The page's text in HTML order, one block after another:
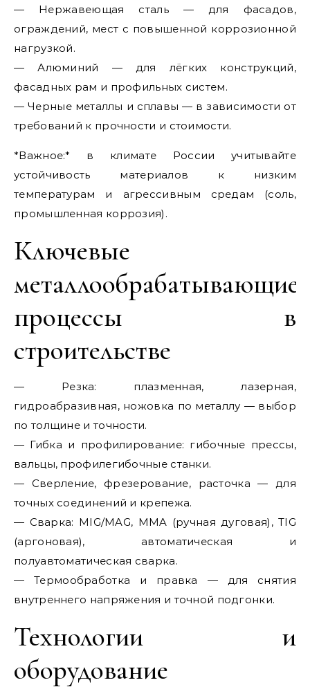
— Нержавеющая сталь — для фасадов,
ограждений, мест с повышенной коррозионной
нагрузкой.
— Алюминий — для лёгких конструкций,
фасадных рам и профильных систем.
— Черные металлы и сплавы — в зависимости от
требований к прочности и стоимости.
*Важное:* в климате России учитывайте
устойчивость материалов к низким
температурам и агрессивным средам (соль,
промышленная коррозия).
Ключевые
металлообрабатывающие
процессы в
строительстве
— Резка: плазменная, лазерная,
гидроабразивная, ножовка по металлу — выбор
по толщине и точности.
— Гибка и профилирование: гибочные прессы,
вальцы, профилегибочные станки.
— Сверление, фрезерование, расточка — для
точных соединений и крепежа.
— Сварка: MIG/MAG, MMA (ручная дуговая), TIG
(аргоновая), автоматическая и
полуавтоматическая сварка.
— Термообработка и правка — для снятия
внутреннего напряжения и точной подгонки.
Технологии и
оборудование